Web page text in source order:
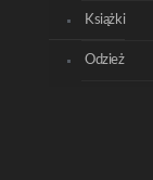
Książki
Odzież